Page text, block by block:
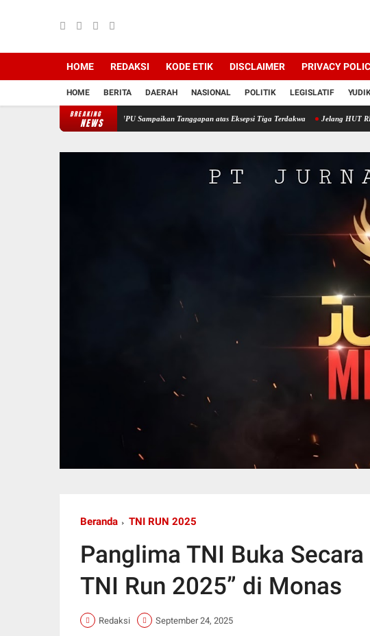
HOME REDAKSI KODE ETIK DISCLAIMER PRIVACY
HOME BERITA DAERAH NASIONAL POLITIK LEGISLATIF
BREAKING
NEWS
PT Semen Baturaja, JPU Sampaikan Tanggapan atas Eksepsi Tiga Terdakwa Jelang HUT RI ke-81,
Beranda TNI RUN 2025
Panglima TNI Buka
TNI Run 2025” di Monas
Redaksi September 24, 2025